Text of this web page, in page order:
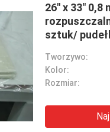
26" x 33" 0,8
sztuk/
Tworzywo:
Kolor:
Rozmiar: